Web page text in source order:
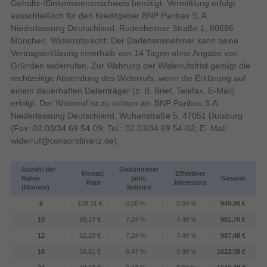
Bildschirmform Flach
Anzahl der Farben des Displays 1,073 Milliarden Farben
Adobe RGB-Abdeckung 95%
High Dynamic Range Video
(HDR) Unterstützung
Helligkeit (peak) 500 cd/m²
Helligkeit (typisch)
Bildwinkel, horizontal
Reaktionszeit
Gehalts-/Einkommensnachweis benötigt. Vermittlung erfolgt
ausschließlich für den Kreditgeber BNP Paribas S. A.
Niederlassung Deutschland, Rüdesheimer Straße 1, 80686
München. Widerrufsrecht: Der Darlehensnehmer kann seine
Vertragserklärung innerhalb von 14 Tagen ohne Angabe von
Gründen widerrufen. Zur Wahrung der Widerrufsfrist genügt die
rechtzeitige Absendung des Widerrufs, wenn die Erklärung auf
einem dauerhaften Datenträger (z. B. Brief, Telefax, E-Mail)
erfolgt. Der Widerruf ist zu richten an: BNP Paribas S.A.
Niederlassung Deutschland, Wuhanstraße 5, 47051 Duisburg
(Fax: 02 03/34 69 54-09; Tel.: 02 03/34 69 54-02; E- Mail:
widerruf@consorsfinanz.de).
Anzahl der
Raten
(Monate)
Monatl.
Rate
Gebundener
jährl.
Sollzins
Effektiver
Jahreszins
Gesamt
6 158,31 € 0,00 % 0,00 % 949,90 €
10 98,17 € 7,24 % 7,49 % 981,70 €
12 82,29 € 7,24 % 7,49 % 987,48 €
18 56,81 € 9,47 % 9,90 % 1022,58 €